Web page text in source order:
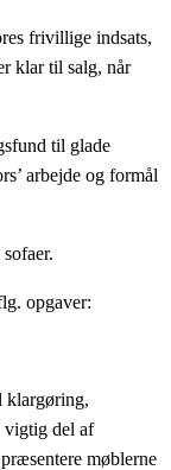
frivillige indsats,
klar til salg, når
til glade
arbejde og formål
opgaver:
klargøring,
vigtig del af
møblerne